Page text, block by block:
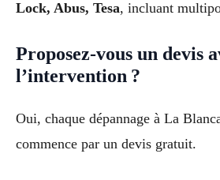
Lock, Abus, Tesa, incluant
Proposez-vous un devis
l’intervention ?
Oui, chaque dépannage à La
commence par un devis gratuit.